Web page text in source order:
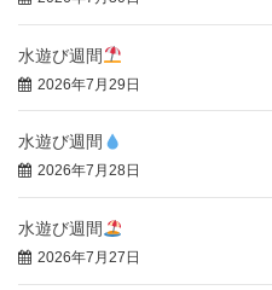
水遊び週間
2026年7月29日
水遊び週間
2026年7月28日
水遊び週間
2026年7月27日